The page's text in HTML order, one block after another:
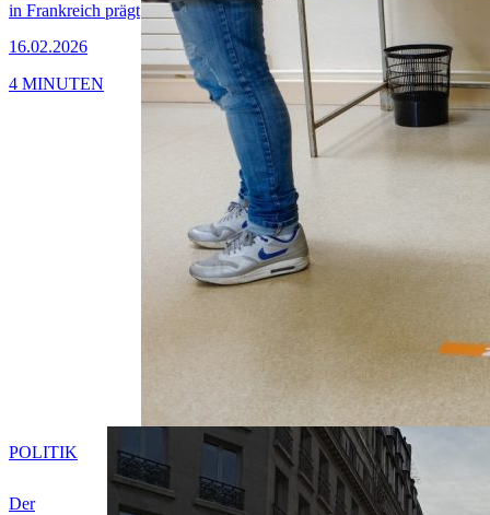
in Frankreich prägt
16.02.2026
4 MINUTEN
Der
POLITIK